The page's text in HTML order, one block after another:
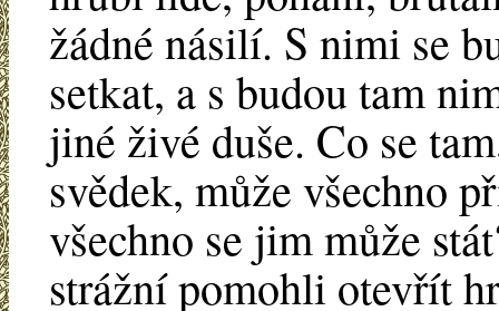
žádné násilí. S nimi se
setkat, a s budou tam
jiné živé duše. Co se
svědek, může všechno
všechno se jim může
strážní pomohli otevřít